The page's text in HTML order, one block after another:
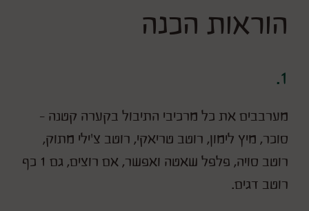
הוראות הכנה
1.
מערבבים את כל מרכיבי התיבול בקערה קטנה –
סוכר, מיץ לימון, רוטב טריאקי, רוטב צ'ילי מתוק,
רוטב סויה, פלפל שאטה ואפשר, אם רוצים, גם 1 כף
רוטב דגים.